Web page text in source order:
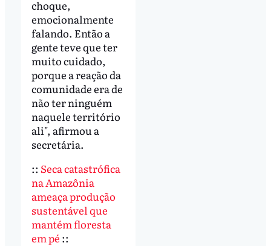
choque,
emocionalmente
falando. Então a
gente teve que ter
muito cuidado,
porque a reação da
comunidade era de
não ter ninguém
naquele território
ali", afirmou a
secretária.
:: Seca catastrófica
na Amazônia
ameaça produção
sustentável que
mantém floresta
em pé ::